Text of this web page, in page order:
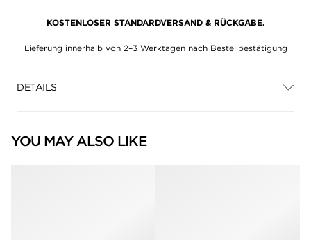
KOSTENLOSER STANDARDVERSAND & RÜCKGABE.
Lieferung innerhalb von 2–3 Werktagen nach Bestellbestätigung
DETAILS
YOU MAY ALSO LIKE